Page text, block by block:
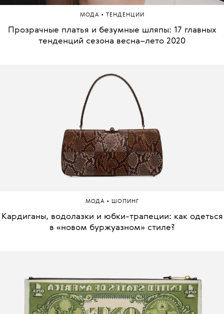
МОДА • ТЕНДЕНЦИИ
Прозрачные платья и безумные шляпы: 17 главных
тенденций сезона весна–лето 2020
МОДА • ШОПИНГ
Кардиганы, водолазки и юбки-трапеции: как одеться
в «новом буржуазном» стиле?